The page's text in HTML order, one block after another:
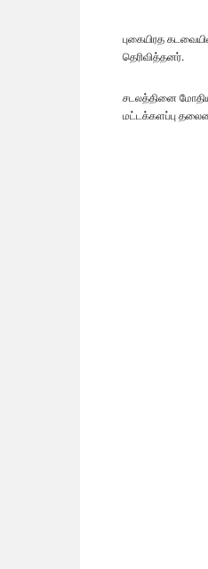
புகையிரத
தெரிவித்தனர்.
சடலத்தினை
மட்டக்களப்பு